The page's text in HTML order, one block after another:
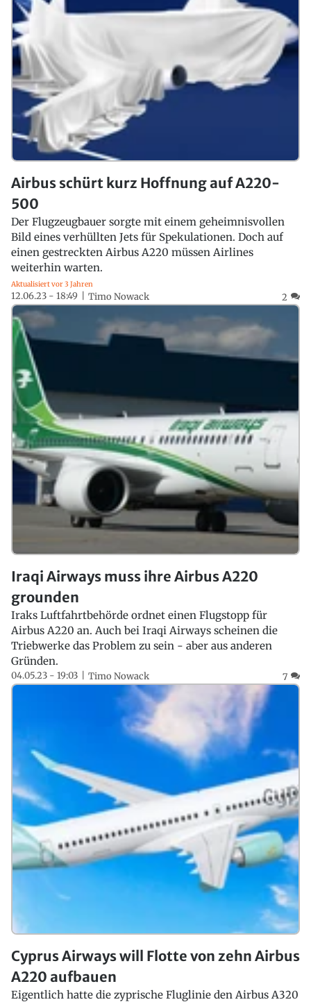
Airbus schürt kurz Hoffnung auf A220-
500
Der Flugzeugbauer sorgte mit einem geheimnisvollen
Bild eines verhüllten Jets für Spekulationen. Doch auf
einen gestreckten Airbus A220 müssen Airlines
weiterhin warten.
Aktualisiert vor 3 Jahren
12.06.23 - 18:49 Timo Nowack 2
Iraqi Airways muss ihre Airbus A220
grounden
Iraks Luftfahrtbehörde ordnet einen Flugstopp für
Airbus A220 an. Auch bei Iraqi Airways scheinen die
Triebwerke das Problem zu sein - aber aus anderen
Gründen.
04.05.23 - 19:03 Timo Nowack 7
Cyprus Airways will Flotte von zehn Airbus
A220 aufbauen
Eigentlich hatte die zyprische Fluglinie den Airbus A320